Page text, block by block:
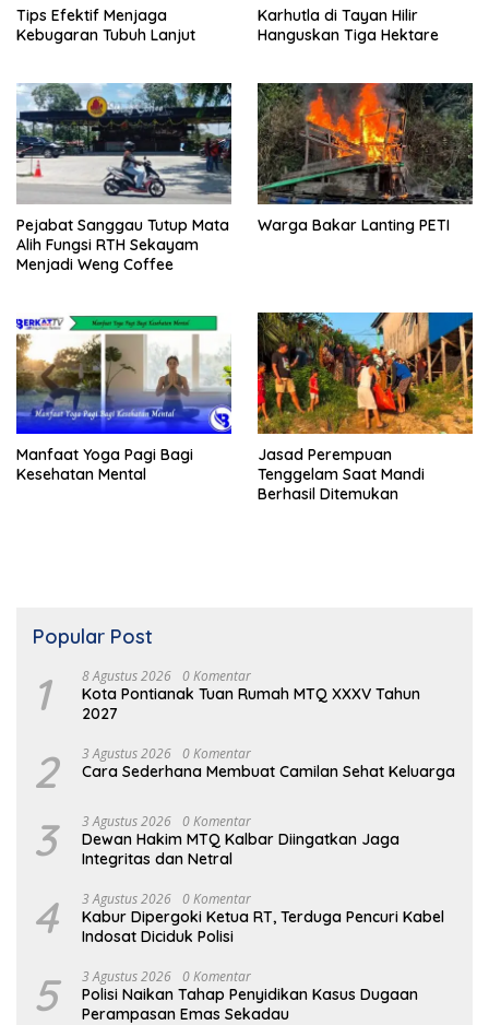
Tips Efektif Menjaga
Kebugaran Tubuh Lanjut
Karhutla di Tayan Hilir
Hanguskan Tiga Hektare
Pejabat Sanggau Tutup Mata
Alih Fungsi RTH Sekayam
Menjadi Weng Coffee
Warga Bakar Lanting PETI
Manfaat Yoga Pagi Bagi
Kesehatan Mental
Jasad Perempuan
Tenggelam Saat Mandi
Berhasil Ditemukan
Popular Post
1 8 Agustus 2026 0 Komentar
Kota Pontianak Tuan Rumah MTQ XXXV Tahun
2027
2 3 Agustus 2026 0 Komentar
Cara Sederhana Membuat Camilan Sehat Keluarga
3 3 Agustus 2026 0 Komentar
Dewan Hakim MTQ Kalbar Diingatkan Jaga
Integritas dan Netral
4 3 Agustus 2026 0 Komentar
Kabur Dipergoki Ketua RT, Terduga Pencuri Kabel
Indosat Diciduk Polisi
5 3 Agustus 2026 0 Komentar
Polisi Naikan Tahap Penyidikan Kasus Dugaan
Perampasan Emas Sekadau